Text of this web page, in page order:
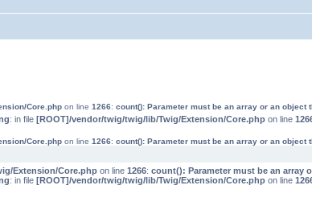
Core.php on line 1266: count(): Parameter must be an array or an object
: in file [ROOT]/vendor/twig/twig/lib/Twig/Extension/Core.php on line
Core.php on line 1266: count(): Parameter must be an array or an object
Extension/Core.php on line 1266: count(): Parameter must be an array
: in file [ROOT]/vendor/twig/twig/lib/Twig/Extension/Core.php on line